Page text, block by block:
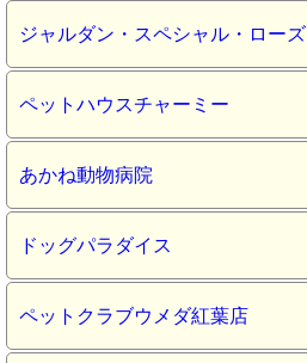
ジャルダン・スペシャル・ローズ
ペットハウスチャーミー
あかね動物病院
ドッグパラダイス
ペットクラブウメダ紅葉店